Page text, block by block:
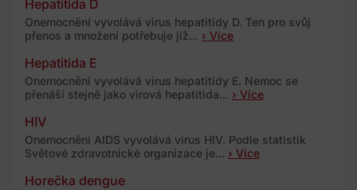
Hepatitida D
Onemocnění vyvolává virus hepatitidy D. Ten pro svůj
přenos a množení potřebuje již... › Více
Hepatitida E
Onemocnění vyvolává virus hepatitidy E. Nemoc se
přenáší stejně jako virová hepatitida... › Více
HIV
Onemocnění AIDS vyvolává virus HIV. Podle statistik
Světové zdravotnické organizace je... › Více
Horečka dengue